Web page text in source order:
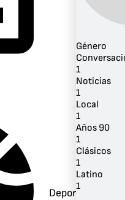
Deportes
Género
1
Noticias
1
Local
1
Años 90
1
Clásicos
1
Latino
1